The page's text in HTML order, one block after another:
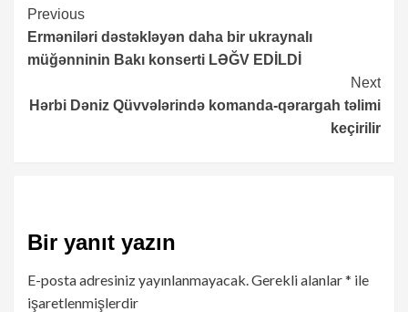
Continue
Reading
Previous
Erməniləri dəstəkləyən daha bir ukraynalı
müğənninin Bakı konserti LƏĞV EDİLDİ
Next
Hərbi Dəniz Qüvvələrində komanda-qərargah təlimi
keçirilir
Bir yanıt yazın
E-posta adresiniz yayınlanmayacak. Gerekli alanlar* ile
işaretlenmişlerdir